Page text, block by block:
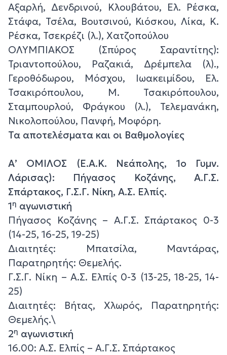
Αξαρλή, Δενδρινού, Κλουβάτου, Ελ. Ρέσκα,
Στάφα, Τσέλα, Βουτσινού, Κιόσκου, Λίκα, Κ.
Ρέσκα, Τσεκρέζι (λ.), Χατζοπούλου
ΟΛΥΜΠΙΑΚΟΣ (Σπύρος Σαραντίτης):
Τριαντοπούλου, Ραζακιά, Δρέμπελα (λ).,
Γεροθόδωρου, Μόσχου, Ιωακειμίδου, Ελ.
Τσακιρόπουλου, Μ. Τσακιρόπουλου,
Σταμπουρλού, Φράγκου (λ.), Τελεμανάκη,
Νικολοπούλου, Πανφή, Μοφόρη.
Τα αποτελέσματα και οι Βαθμολογίες
Α’ ΟΜΙΛΟΣ (E.A.K. Νεάπολης, 1ο Γυμν.
Λάρισας): Πήγασος Κοζάνης, Α.Γ.Σ.
Σπάρτακος, Γ.Σ.Γ. Νίκη, Α.Σ. Ελπίς.
1η αγωνιστική
Πήγασος Κοζάνης – Α.Γ.Σ. Σπάρτακος 0-3
(14-25, 16-25, 19-25)
Διαιτητές: Μπατσίλα, Μαντάρας,
Παρατηρητής: Θεμελής.
Γ.Σ.Γ. Νίκη – Α.Σ. Ελπίς 0-3 (13-25, 18-25, 14-
25)
Διαιτητές: Βήτας, Χλωρός, Παρατηρητής:
Θεμελής.\
2η αγωνιστική
16.00: Α.Σ. Ελπίς – Α.Γ.Σ. Σπάρτακος